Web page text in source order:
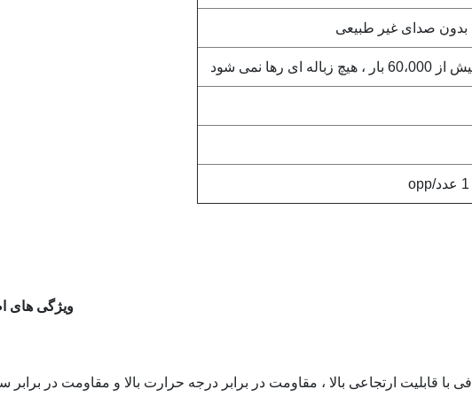
بدون صدای غیر طبیعی
ای رها نمی شود
ویژگی های